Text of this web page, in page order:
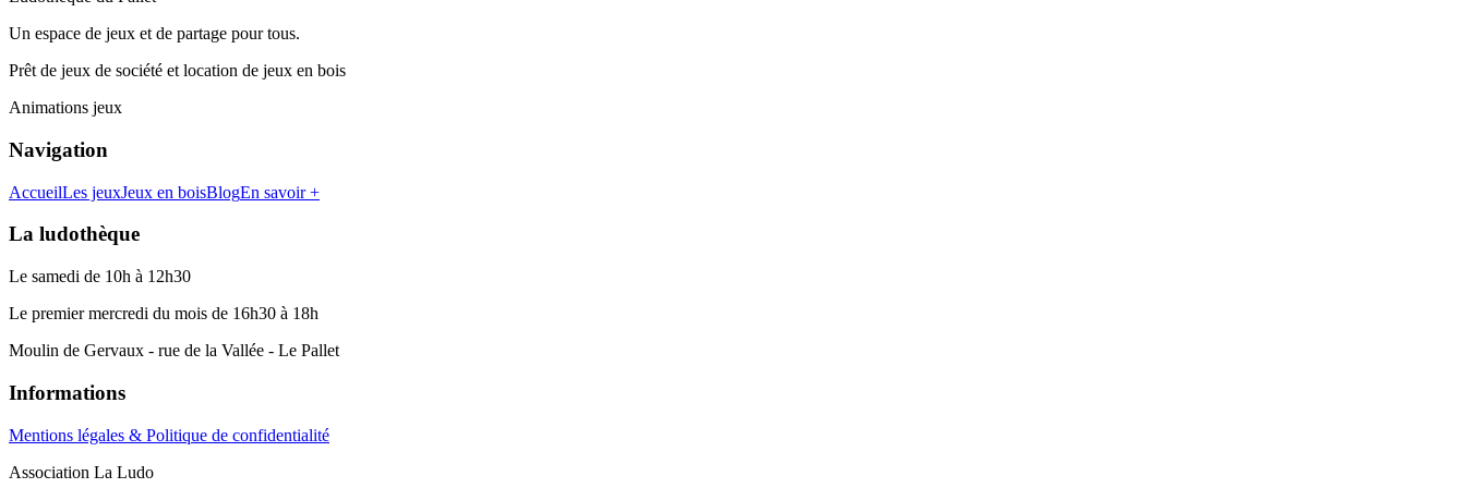
Un espace de jeux et de partage pour tous.
Prêt de jeux de société et location de jeux en bois
Animations jeux
Navigation
AccueilLes jeuxJeux en boisBlogEn savoir +
La ludothèque
Le samedi de 10h à 12h30
Le premier mercredi du mois de 16h30 à 18h
Moulin de Gervaux - rue de la Vallée - Le Pallet
Informations
Mentions légales & Politique de confidentialité
Association La Ludo